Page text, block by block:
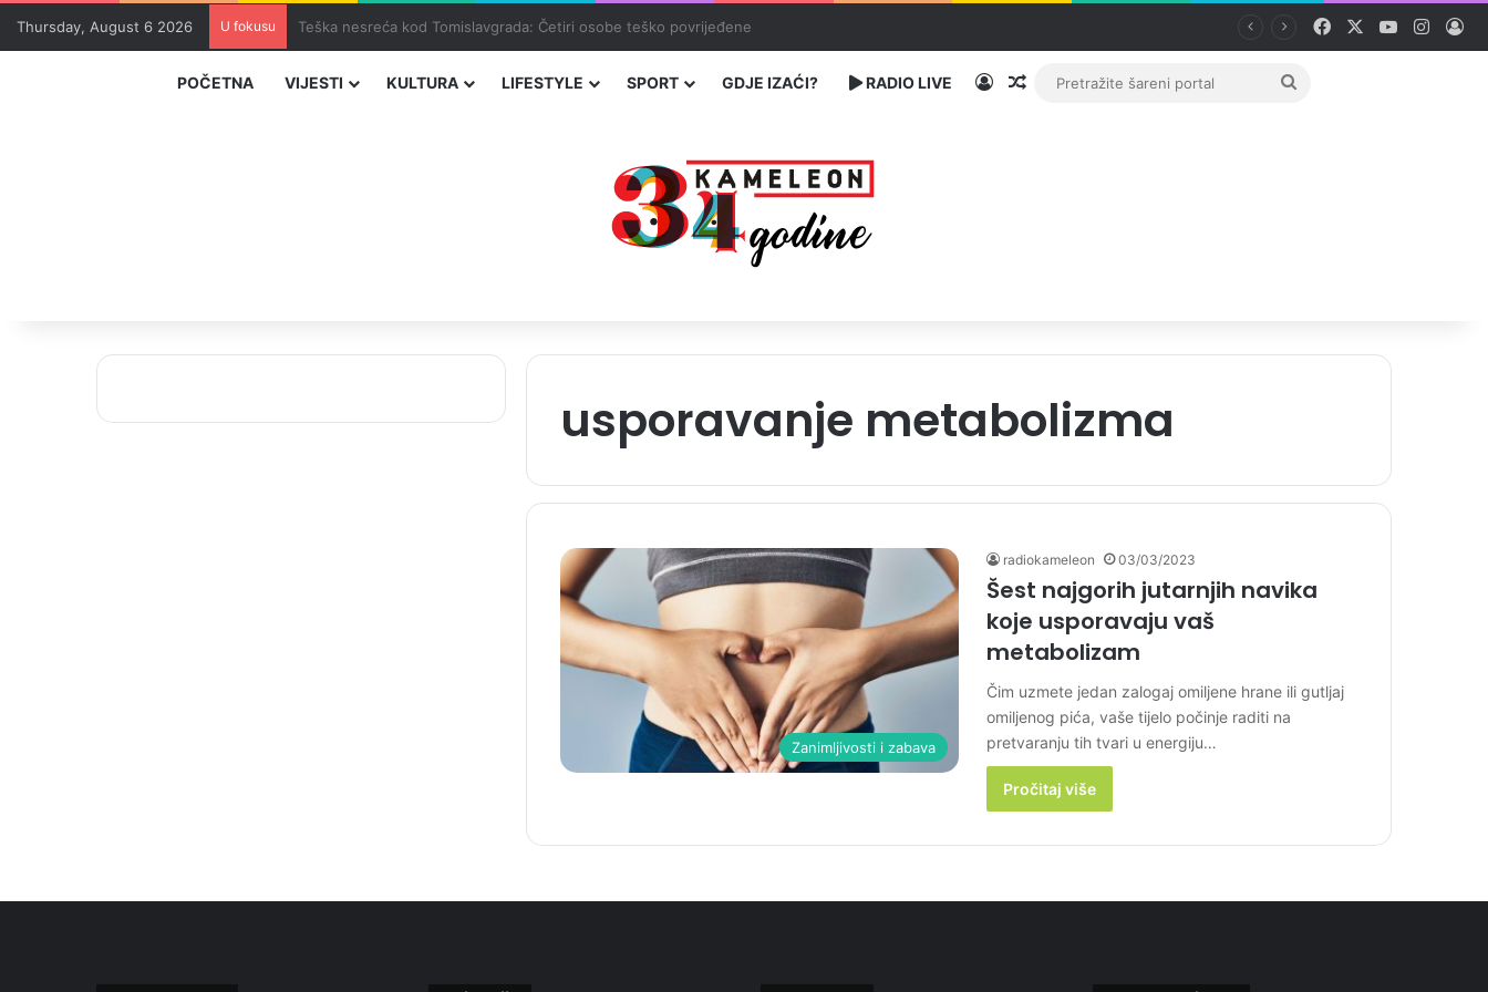
Thursday, August 6 2026 U fokusu Uhapšeni organizatori krijumčarenja migranata preko BiH i Balkana Facebook YouTube
POČETNA VIJESTI KULTURA LIFESTYLE SPORT GDJE IZAĆI? RADIO LIVE PrijavaRandom članak
Pretražite
usporavanje metabolizma
Zanimljivosti i zabava
radiokameleon 03/03/2023
Šest najgorih jutarnjih navika
koje usporavaju vaš
metabolizam
Čim uzmete jedan zalogaj omiljene hrane ili gutljaj
omiljenog pića, vaše tijelo počinje raditi na
pretvaranju tih tvari u energiju…
Pročitaj više